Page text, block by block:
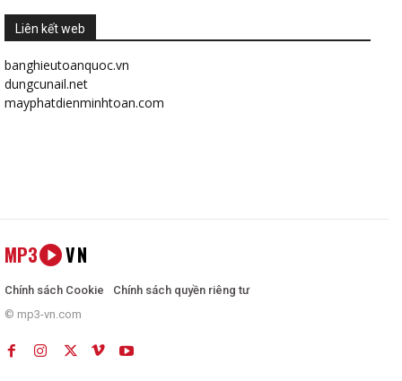
Liên kết web
banghieutoanquoc.vn
dungcunail.net
mayphatdienminhtoan.com
MP3 VN
Chính sách Cookie
Chính sách quyền riêng tư
© mp3-vn.com